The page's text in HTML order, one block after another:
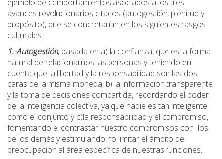
ejemplo de comportamientos asociados a los tres
avances revolucionarios citados (autogestión, plenitud y
propósito), que se concretarían en los siguientes rasgos
culturales:
1.-Autogestión, basada en a) la confianza, que es la forma
natural de relacionarnos las personas y teniendo en
cuenta que la libertad y la responsabilidad son las dos
caras de la misma moneda, b) la información transparente
y la toma de decisiones compartida, recordando el poder
de la inteligencia colectiva, ya que nadie es tan inteligente
como el conjunto y c)la responsabilidad y el compromiso,
fomentando el contrastar nuestro compromisos con los
de los demás y estimulando no limitar el ámbito de
preocupación al área específica de nuestras funciones.